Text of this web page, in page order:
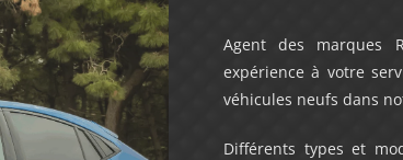
Agent des marques
expérience à votre
véhicules neufs dans
Différents types et